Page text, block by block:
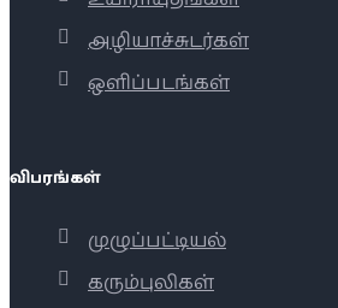
அழியாச்சுடர்கள்
ஒளிப்படங்கள்
விபரங்கள்
முழுப்பட்டியல்
கரும்புலிகள்